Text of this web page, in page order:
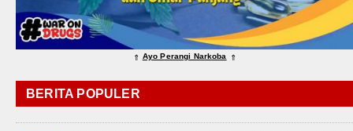
⇑ Ayo Perangi Narkoba ⇑
BERITA POPULER